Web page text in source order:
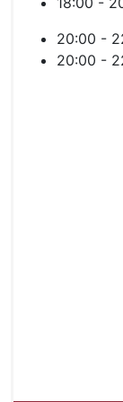
20:00 -
20:00 -